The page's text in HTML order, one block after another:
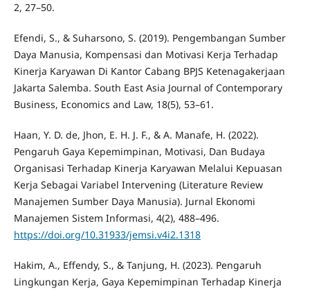
2, 27–50.
Efendi, S., & Suharsono, S. (2019). Pengembangan Sumber
Daya Manusia, Kompensasi dan Motivasi Kerja Terhadap
Kinerja Karyawan Di Kantor Cabang BPJS Ketenagakerjaan
Jakarta Salemba. South East Asia Journal of Contemporary
Business, Economics and Law, 18(5), 53–61.
Haan, Y. D. de, Jhon, E. H. J. F., & A. Manafe, H. (2022).
Pengaruh Gaya Kepemimpinan, Motivasi, Dan Budaya
Organisasi Terhadap Kinerja Karyawan Melalui Kepuasan
Kerja Sebagai Variabel Intervening (Literature Review
Manajemen Sumber Daya Manusia). Jurnal Ekonomi
Manajemen Sistem Informasi, 4(2), 488–496.
https://doi.org/10.31933/jemsi.v4i2.1318
Hakim, A., Effendy, S., & Tanjung, H. (2023). Pengaruh
Lingkungan Kerja, Gaya Kepemimpinan Terhadap Kinerja